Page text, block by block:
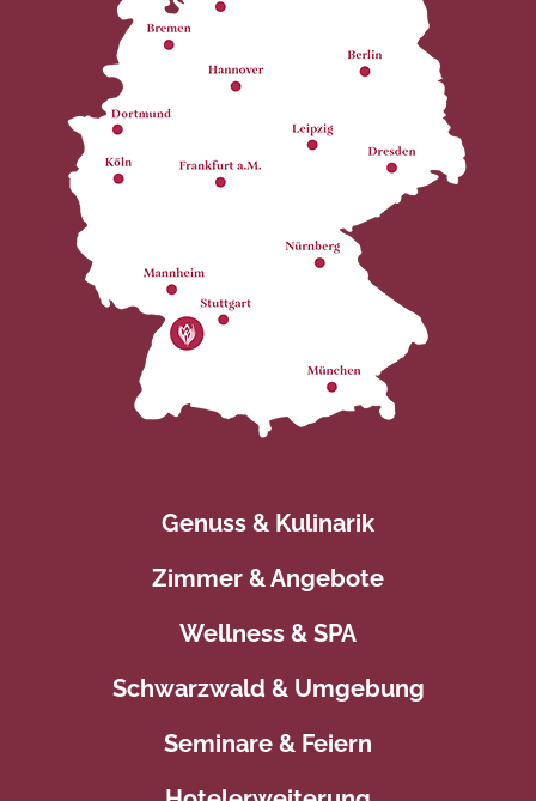
Genuss & Kulinarik
Zimmer & Angebote
Wellness & SPA
Schwarzwald & Umgebung
Seminare & Feiern